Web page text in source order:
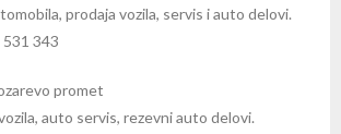
prodaja vozila, servis i auto delovi.
343
promet
auto servis, rezevni auto delovi.